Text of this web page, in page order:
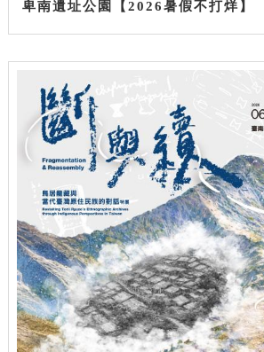
卑南遺址公園【2026暑假不打烊】